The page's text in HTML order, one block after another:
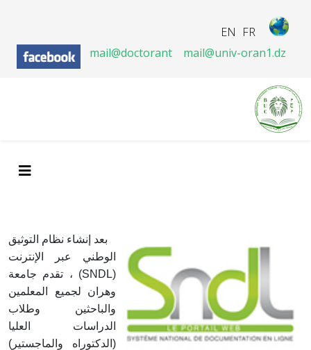
FR
EN
mail@doctorant
mail@univ-oran1.dz
بعد إنشاء نظام التوثيق
الوطني عبر الإنترنت
(SNDL) ، تقدم جامعة
وهران لجميع المعلمين
والباحثين وطلاب
الدراسات العليا
(الدكتوراه والماجستير)